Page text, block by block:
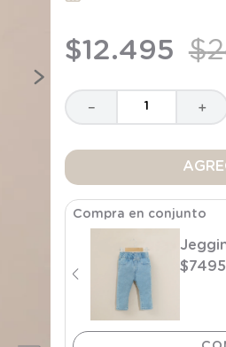
$12.495 $
＋
－
Compra en conjunto
$7495